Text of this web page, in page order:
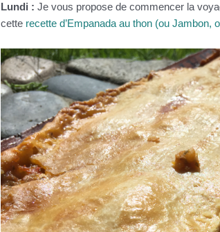
Lundi : Je vous propose de commencer la
cette recette d’Empanada au thon (ou